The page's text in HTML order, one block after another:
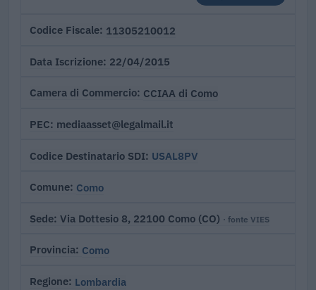
Codice Fiscale 11305210012
Data Iscrizione 22/04/2015
Camera di Commercio CCIAA di Como
PEC mediaasset@legalmail.it
Codice Destinatario SDI USAL8PV
Comune Como
Sede Via Dottesio 8, 22100 Como (CO) · fonte VIES
Provincia Como
Regione Lombardia